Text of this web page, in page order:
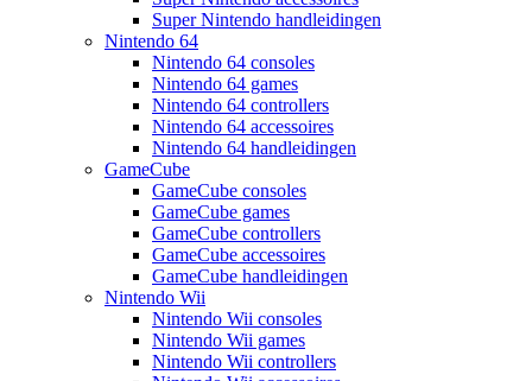
Super Nintendo handleidingen
Nintendo 64
Nintendo 64 consoles
Nintendo 64 games
Nintendo 64 controllers
Nintendo 64 accessoires
Nintendo 64 handleidingen
GameCube
GameCube consoles
GameCube games
GameCube controllers
GameCube accessoires
GameCube handleidingen
Nintendo Wii
Nintendo Wii consoles
Nintendo Wii games
Nintendo Wii controllers